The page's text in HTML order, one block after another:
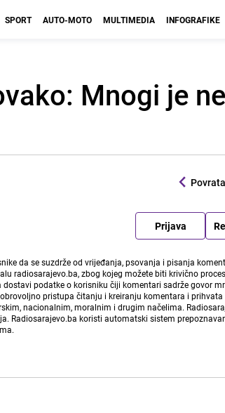
SPORT AUTO-MOTO MULTIMEDIA INFOGRAFIKE
Mnogi je
Prijava
da se suzdrže od vrijeđanja, psovanja i pisanja
radiosarajevo.ba, zbog kojeg možete biti krivično
podatke o korisniku čiji komentari sadrže govor
pristupa čitanju i kreiranju komentara i
nacionalnim, moralnim i drugim načelima.
Radiosarajevo.ba koristi automatski sistem